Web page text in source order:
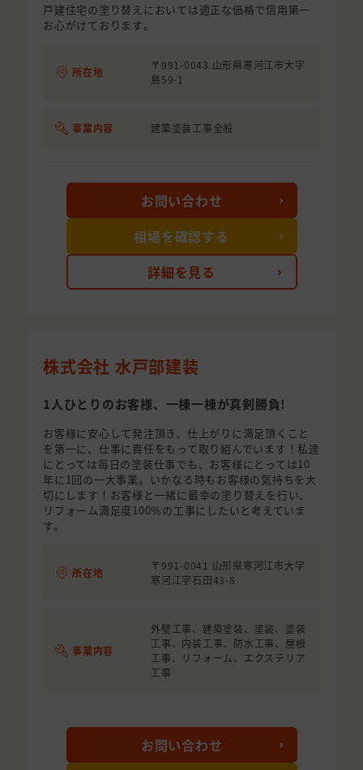
戸建住宅の塗り替えにおいては適正な価格で信用第一
お心がけております｡
所在地
〒991-0043 山形県寒河江市大字
島59-1
事業内容 建築塗装工事全般
詳細を見る
お問い合わせ
相場を確認する
株式会社 水戸部建装
1人ひとりのお客様、一棟一棟が真剣勝負!
お客様に安心して発注頂き、仕上がりに満足頂くこと
を第一に、仕事に責任をもって取り組んでいます！私達
にとっては毎日の塗装仕事でも、お客様にとっては10
年に1回の一大事業。いかなる時もお客様の気持ちを大
切にします！お客様と一緒に最幸の塗り替えを行い、
リフォーム満足度100％の工事にしたいと考えていま
す。
所在地
〒991-0041 山形県寒河江市大字
寒河江字石田43-8
事業内容
外壁工事、建築塗装、塗装、塗装
工事、内装工事、防水工事、屋根
工事、リフォーム、エクステリア
工事
お問い合わせ